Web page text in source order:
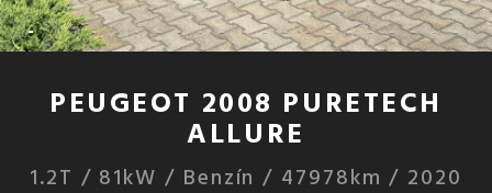
PEUGEOT 2008 PURETECH
ALLURE
1.2T / 81kW / Benzín / 47978km / 2020